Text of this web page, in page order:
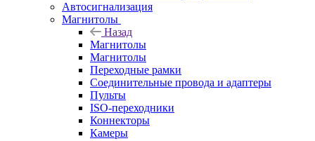
Автосигнализация
Магнитолы
Назад
Магнитолы
Магнитолы
Переходные рамки
Соединительные провода и адаптеры
Пульты
ISO-переходники
Коннекторы
Камеры